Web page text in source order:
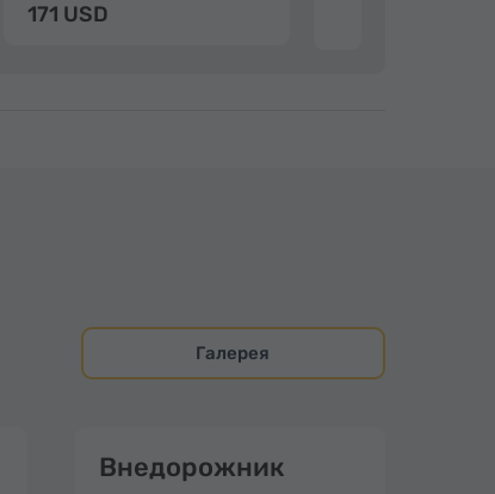
171 USD
Галерея
Внедорожник